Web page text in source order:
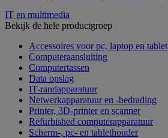
IT en multimedia
Bekijk de hele productgroep
Accessoires voor pc, laptop en tablet
Computeraansluiting
Computertassen
Data opslag
IT-randapparatuur
Netwerkapparatuur en -bedrading
Printer, 3D-printer en scanner
Refurbished computerapparatuur
Scherm-, pc- en tablethouder